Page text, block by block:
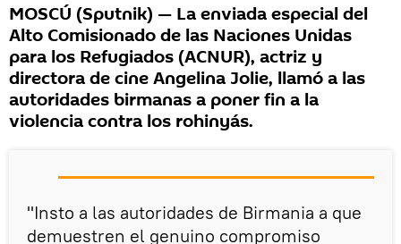
MOSCÚ (Sputnik) — La enviada especial del
Alto Comisionado de las Naciones Unidas
para los Refugiados (ACNUR), actriz y
directora de cine Angelina Jolie, llamó a las
autoridades birmanas a poner fin a la
violencia contra los rohinyás.
"Insto a las autoridades de Birmania a que
demuestren el genuino compromiso